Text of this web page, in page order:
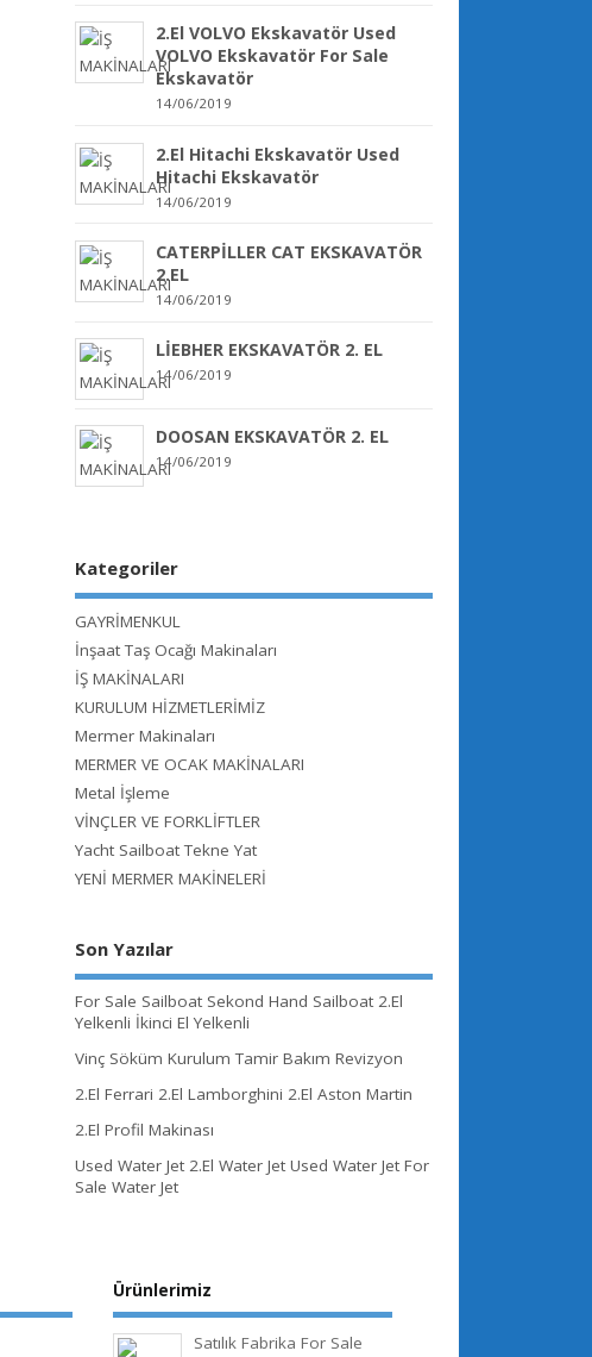
2.El VOLVO Ekskavatör Used
VOLVO Ekskavatör For Sale
Ekskavatör
14/06/2019
2.El Hitachi Ekskavatör Used
Hitachi Ekskavatör
14/06/2019
CATERPİLLER CAT EKSKAVATÖR
2.EL
14/06/2019
LİEBHER EKSKAVATÖR 2. EL
14/06/2019
DOOSAN EKSKAVATÖR 2. EL
14/06/2019
Kategoriler
GAYRİMENKUL
İnşaat Taş Ocağı Makinaları
İŞ MAKİNALARI
KURULUM HİZMETLERİMİZ
Mermer Makinaları
MERMER VE OCAK MAKİNALARI
Metal İşleme
VİNÇLER VE FORKLİFTLER
Yacht Sailboat Tekne Yat
YENİ MERMER MAKİNELERİ
Son Yazılar
For Sale Sailboat Sekond Hand Sailboat 2.El
Yelkenli İkinci El Yelkenli
Vinç Söküm Kurulum Tamir Bakım Revizyon
2.El Ferrari 2.El Lamborghini 2.El Aston Martin
2.El Profil Makinası
Used Water Jet 2.El Water Jet Used Water Jet For
Sale Water Jet
Ürünlerimiz
Satılık Fabrika For Sale